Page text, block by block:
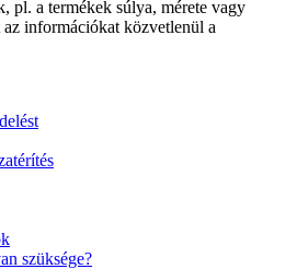
pl. a termékek súlya, mérete vagy
információkat közvetlenül a
szüksége?